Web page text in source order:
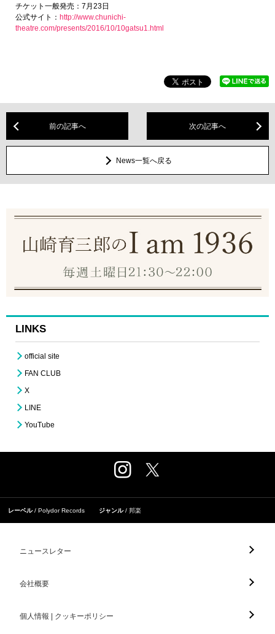
チケット一般発売：7月23日
公式サイト： http://www.chunichi-
theatre.com/presents/2016/10/10gatsu1.html
前の記事へ 次の記事へ
News一覧へ戻る
LINKS
official site
FAN CLUB
X
LINE
YouTube
レーベル Polydor Records ジャンル 邦楽
ニュースレター
会社概要
個人情報 | クッキーポリシー